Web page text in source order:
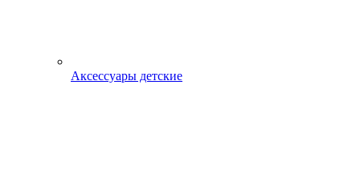
Аксессуары детские